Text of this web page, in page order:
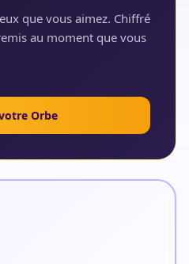
que vous aimez. Chiffré
au moment que vous
Orbe